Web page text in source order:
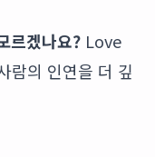
르겠나요? Love
람의 인연을 더 깊